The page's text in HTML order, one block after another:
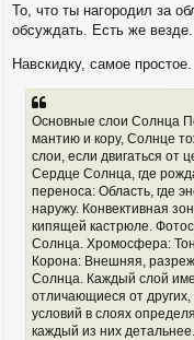
То, что ты нагородил за
обсуждать. Есть же везде.
Навскидку, самое простое.
Основные слои Солнца
мантию и кору, Солнце
слои, если двигаться от
Сердце Солнца, где
переноса: Область, где
наружу. Конвективная
кипящей кастрюле.
Солнца. Хромосфера:
Корона: Внешняя,
Солнца. Каждый слой
отличающиеся от
условий в слоях
каждый из них детальнее.